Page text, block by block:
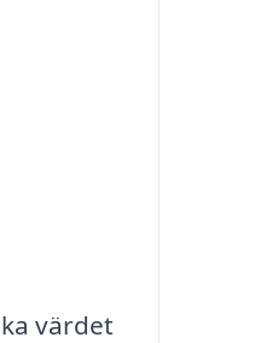
värdet